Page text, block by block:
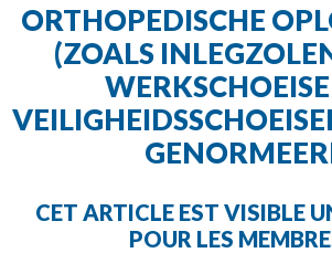
ORTHOPEDISCHE
(ZOALS
CET ARTICLE EST VISIBLE
POUR LES